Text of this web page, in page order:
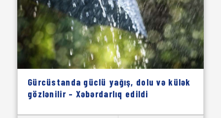
Gürcüstanda güclü yağış, dolu və külək
gözlənilir – Xəbərdarlıq edildi